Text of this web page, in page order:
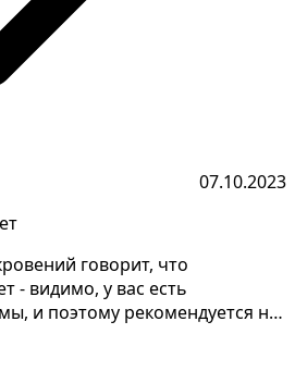
07.10.2023
говорит, что
- видимо, у вас есть
и поэтому рекомендуется не